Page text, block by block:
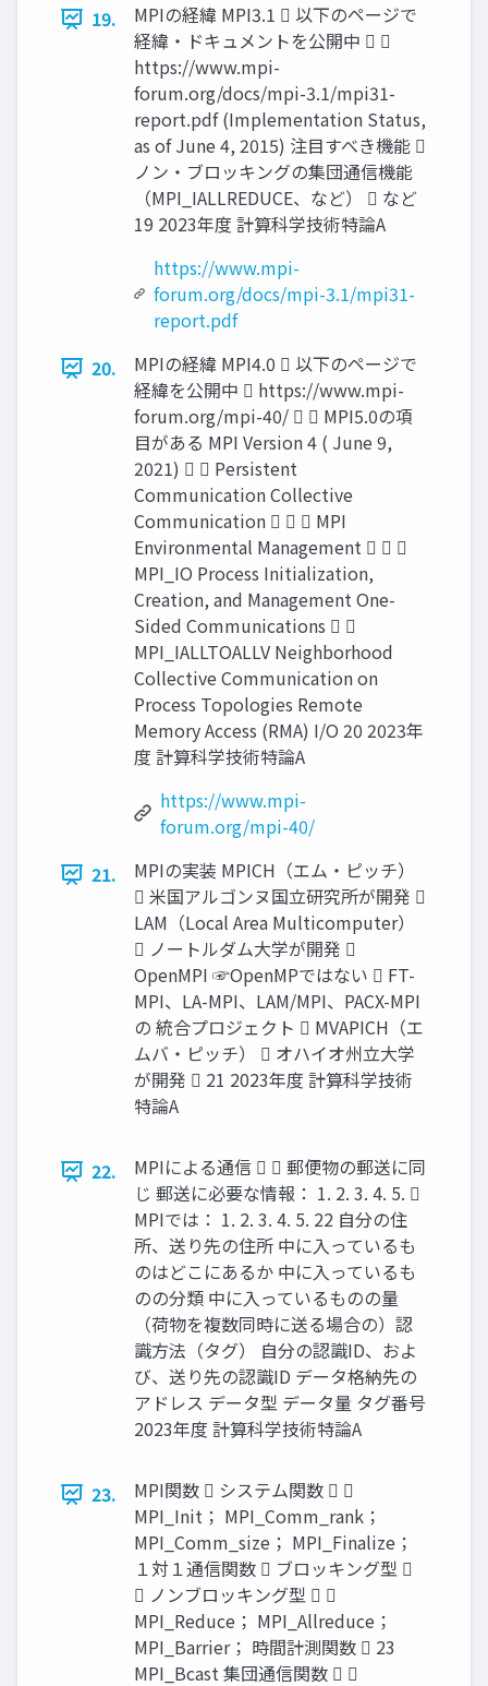
19.
MPIの経緯 MPI3.1  以下のページで
経緯・ドキュメントを公開中  
https://www.mpi-
forum.org/docs/mpi-3.1/mpi31-
report.pdf (Implementation Status,
as of June 4, 2015) 注目すべき機能 
ノン・ブロッキングの集団通信機能
（MPI_IALLREDUCE、など）  など
19 2023年度 計算科学技術特論A
https://www.mpi-
forum.org/docs/mpi-3.1/mpi31-
report.pdf
20.
MPIの経緯 MPI4.0  以下のページで
経緯を公開中  https://www.mpi-
forum.org/mpi-40/   MPI5.0の項
目がある MPI Version 4 ( June 9,
2021)   Persistent
Communication Collective
Communication    MPI
Environmental Management   
MPI_IO Process Initialization,
Creation, and Management One-
Sided Communications  
MPI_IALLTOALLV Neighborhood
Collective Communication on
Process Topologies Remote
Memory Access (RMA) I/O 20 2023年
度 計算科学技術特論A
https://www.mpi-
forum.org/mpi-40/
21.
MPIの実装 MPICH（エム・ピッチ）
 米国アルゴンヌ国立研究所が開発 
LAM（Local Area Multicomputer）
 ノートルダム大学が開発 
OpenMPI ☞OpenMPではない  FT-
MPI、LA-MPI、LAM/MPI、PACX-MPI
の 統合プロジェクト  MVAPICH（エ
ムバ・ピッチ）  オハイオ州立大学
が開発  21 2023年度 計算科学技術
特論A
22.
MPIによる通信   郵便物の郵送に同
じ 郵送に必要な情報： 1. 2. 3. 4. 5. 
MPIでは： 1. 2. 3. 4. 5. 22 自分の住
所、送り先の住所 中に入っているも
のはどこにあるか 中に入っているも
のの分類 中に入っているものの量
（荷物を複数同時に送る場合の）認
識方法（タグ） 自分の認識ID、およ
び、送り先の認識ID データ格納先の
アドレス データ型 データ量 タグ番号
2023年度 計算科学技術特論A
23.
MPI関数  システム関数  
MPI_Init； MPI_Comm_rank；
MPI_Comm_size； MPI_Finalize；
１対１通信関数  ブロッキング型 
 ノンブロッキング型  
MPI_Reduce； MPI_Allreduce；
MPI_Barrier； 時間計測関数  23
MPI_Bcast 集団通信関数  